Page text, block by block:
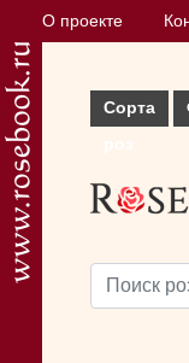
О проекте
Сорта